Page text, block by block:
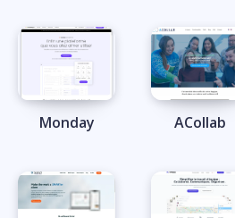
Monday ACollab